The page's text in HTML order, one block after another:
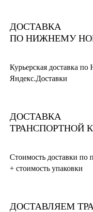
ДОСТАВКА
ПО НИЖНЕМУ
Курьерская доставка
Яндекс.Доставки
ДОСТАВКА
ТРАНСПОРТНОЙ
Стоимость доставки по
+ стоимость упаковки
ДОСТАВЛЯЕМ